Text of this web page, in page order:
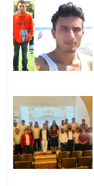
g
a
c
i
ó
n
d
e